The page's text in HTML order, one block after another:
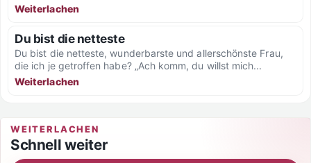
Weiterlachen
Du bist die netteste
Du bist die netteste, wunderbarste und allerschönste Frau,
die ich je getroffen habe? „Ach komm, du willst mich...
Weiterlachen
WEITERLACHEN
Schnell weiter